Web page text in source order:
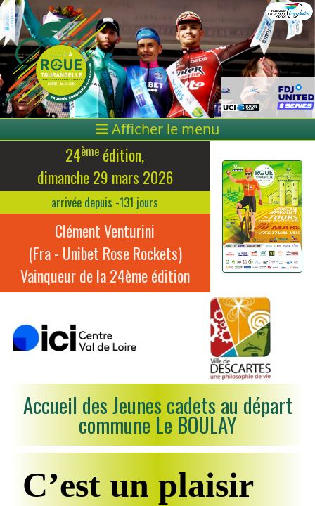
Afficher le menu
24ème édition,
dimanche 29 mars 2026
arrivée depuis -131 jours
Clément Venturini
(Fra - Unibet Rose Rockets)
Vainqueur de la 24ème édition
Accueil des Jeunes cadets au départ
commune Le BOULAY
C’est un plaisir